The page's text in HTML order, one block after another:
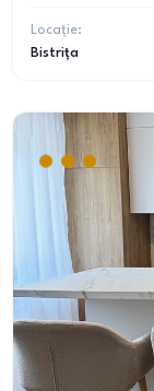
Locație:
Bistrița